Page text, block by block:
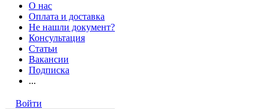
О нас
Оплата и доставка
Не нашли документ?
Консультация
Статьи
Вакансии
Подписка
...
Войти